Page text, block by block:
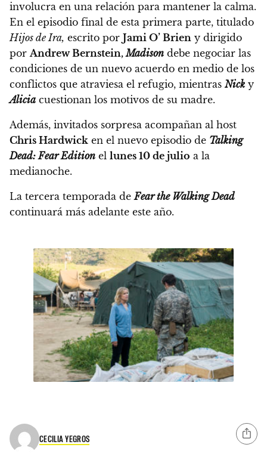
involucra en una relación para mantener la calma.
En el episodio final de esta primera parte, titulado
Hijos de Ira, escrito por Jami O’ Brien y dirigido
porAndrew Bernstein,Madison debe negociar las
condiciones de un nuevo acuerdo en medio de los
conflictos que atraviesa el refugio, mientrasNick y
Alicia cuestionan los motivos de su madre.
Además, invitados sorpresa acompañan al host
Chris Hardwick en el nuevo episodio de Talking
Dead: Fear Edition el lunes 10 de julio a la
medianoche.
La tercera temporada deFear the Walking Dead
continuará más adelante este año.
CECILIA YEGROS